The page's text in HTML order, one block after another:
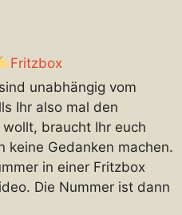
Fritzbox
unabhängig vom
Ihr also mal den
braucht Ihr euch
keine Gedanken machen.
in einer Fritzbox
Die Nummer ist dann